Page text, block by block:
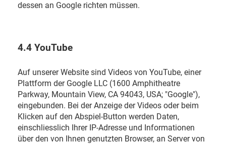
dessen an Google richten müssen.
4.4 YouTube
Auf unserer Website sind Videos von YouTube, einer
Plattform der Google LLC (1600 Amphitheatre
Parkway, Mountain View, CA 94043, USA; "Google"),
eingebunden. Bei der Anzeige der Videos oder beim
Klicken auf den Abspiel-Button werden Daten,
einschliesslich Ihrer IP-Adresse und Informationen
über den von Ihnen genutzten Browser, an Server von